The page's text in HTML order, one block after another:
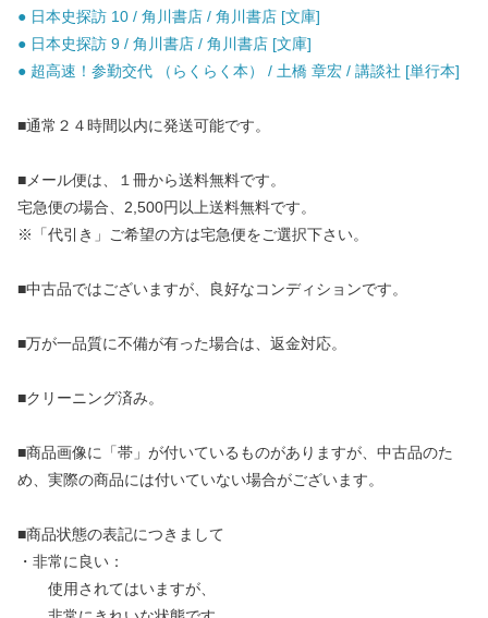
● 日本史探訪 10 / 角川書店 / 角川書店 [文庫]
● 日本史探訪 9 / 角川書店 / 角川書店 [文庫]
● 超高速！参勤交代 （らくらく本） / 土橋 章宏 / 講談社 [単行本]
■通常２４時間以内に発送可能です。
■メール便は、１冊から送料無料です。
宅急便の場合、2,500円以上送料無料です。
※「代引き」ご希望の方は宅急便をご選択下さい。
■中古品ではございますが、良好なコンディションです。
■万が一品質に不備が有った場合は、返金対応。
■クリーニング済み。
■商品画像に「帯」が付いているものがありますが、中古品のた
め、実際の商品には付いていない場合がございます。
■商品状態の表記につきまして
・非常に良い：
使用されてはいますが、